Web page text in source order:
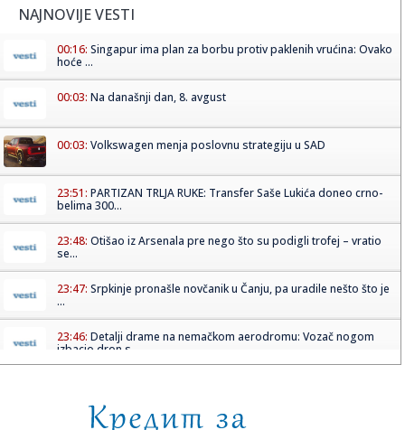
NAJNOVIJE VESTI
00:16: Singapur ima plan za borbu protiv paklenih vrućina: Ovako
hoće ...
00:03: Na današnji dan, 8. avgust
00:03: Volkswagen menja poslovnu strategiju u SAD
23:51: PARTIZAN TRLJA RUKE: Transfer Saše Lukića doneo crno-
belima 300...
23:48: Otišao iz Arsenala pre nego što su podigli trofej – vratio
se...
23:47: Srpkinje pronašle novčanik u Čanju, pa uradile nešto što je
...
23:46: Detalji drame na nemačkom aerodromu: Vozač nogom
izbacio dron s...